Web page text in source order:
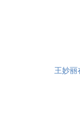
王妙丽